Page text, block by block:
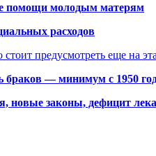
помощи молодым матерям
расходов
предусмотреть еще на
браков — минимум с 1950
законы, дефицит